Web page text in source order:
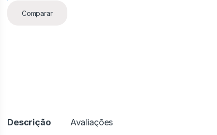
Comparar
Descrição Avaliações